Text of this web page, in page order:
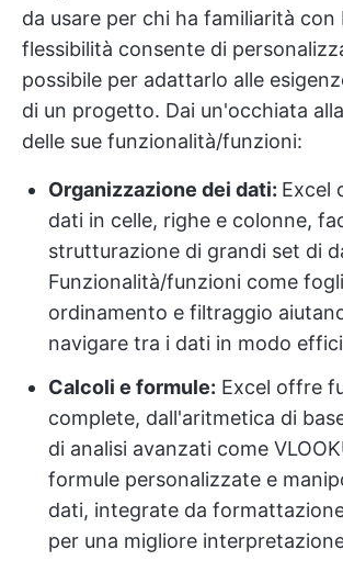
da usare per chi ha familiarità con
flessibilità consente di
possibile per adattarlo alle
di un progetto. Dai un'occhiata
delle sue funzionalità/funzioni:
Organizzazione dei dati: Excel
dati in celle, righe e colonne,
strutturazione di grandi set di
Funzionalità/funzioni come
ordinamento e filtraggio
navigare tra i dati in modo
Calcoli e formule: Excel offre
complete, dall'aritmetica di
di analisi avanzati come
formule personalizzate e
dati, integrate da
per una migliore